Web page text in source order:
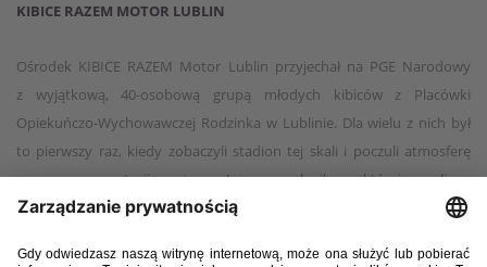
KIBICE RAZEM MOTOR LUBLIN
Ośrodek KIBICE RAZEM Motor Lublin przyjechał na PGE Narodowy
z wyjątkową, 40-osobową grupą młodych kibiców z Placówki
Opiekuńczo-Wychowawczej Rodzinka w Lublinie. Dla wielu z nich był
to pierwszy raz, kiedy zobaczyli stadion tej skali i poczuli atmosferę
meczu reprezentacji na żywo. Już sama chwila, w której weszli na
trybuny, wywołała falę emocji: zaciekawione spojrzenia, śmiech,